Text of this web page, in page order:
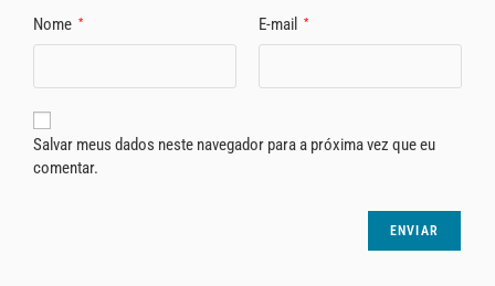
Nome * E-mail *
Salvar meus dados neste navegador para a próxima vez que eu
comentar.